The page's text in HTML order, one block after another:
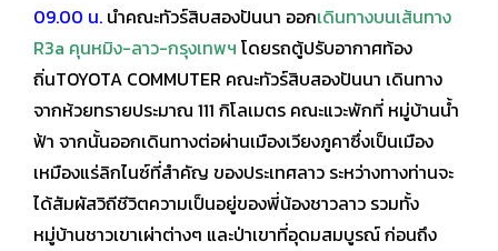
09.00 น. นำคณะทัวร์สิบสองปันนา ออกเดินทางบนเส้นทาง
R3a คุนหมิง-ลาว-กรุงเทพฯ โดยรถตู้ปรับอากาศท้อง
ถิ่นTOYOTA COMMUTER คณะทัวร์สิบสองปันนา เดินทาง
จากห้วยทรายประมาณ 111 กิโลเมตร คณะแวะพักที่ หมู่บ้านน้ำ
ฟ้า จากนั้นออกเดินทางต่อผ่านเมืองเวียงภูคาซึ่งเป็นเมือง
เหมืองแร่ลิกไนซ์ที่สำคัญ ของประเทศลาว ระหว่างทางท่านจะ
ได้สัมผัสวิถีชีวิตความเป็นอยู่ของพี่น้องชาวลาว รวมทั้ง
หมู่บ้านชาวเขาเผ่าต่างๆ และป่าเขาที่อุดมสมบูรณ์ ก่อนถึง